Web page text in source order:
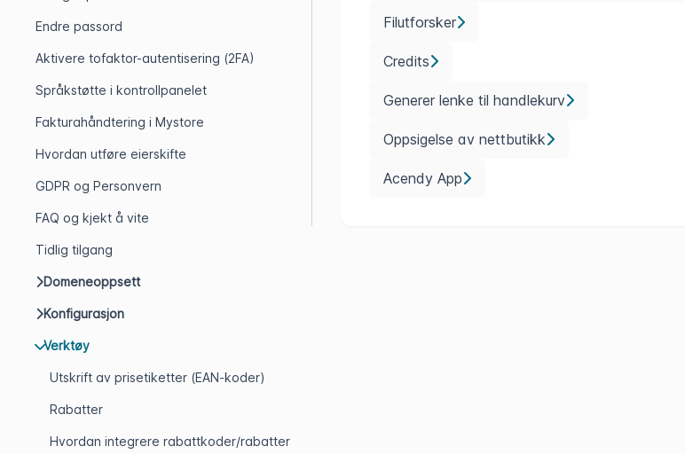
Endre passord
Aktivere tofaktor-autentisering (2FA)
Språkstøtte i kontrollpanelet
Fakturahåndtering i Mystore
Hvordan utføre eierskifte
GDPR og Personvern
FAQ og kjekt å vite
Tidlig tilgang
Domeneoppsett
Konfigurasjon
Verktøy
Utskrift av prisetiketter (EAN-koder)
Rabatter
Hvordan integrere rabattkoder/rabatter
Filutforsker
Credits
Generer lenke til handlekurv
Oppsigelse av nettbutikk
Acendy App